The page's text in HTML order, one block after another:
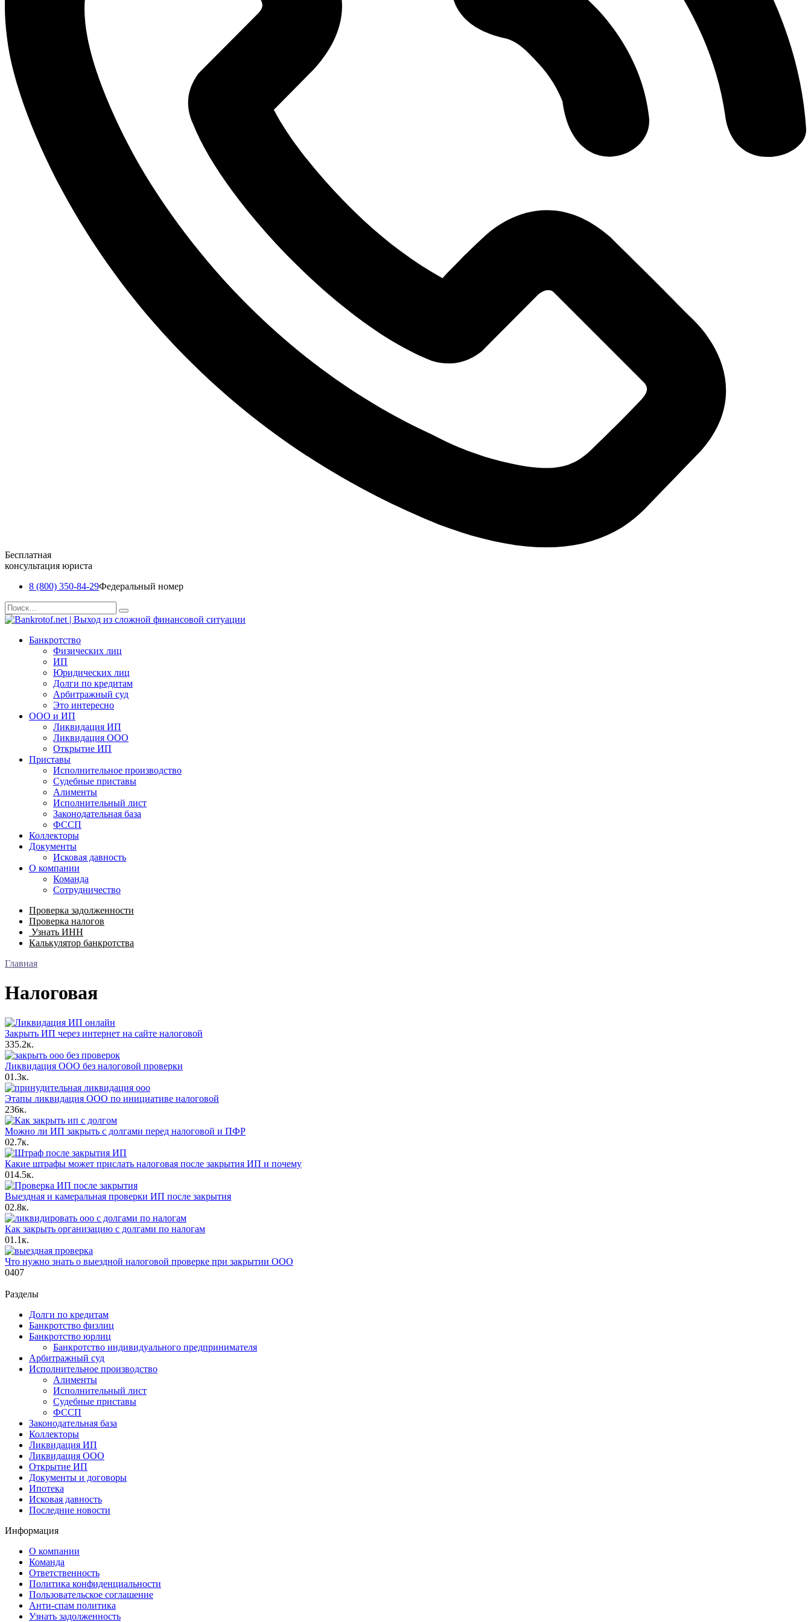
Бесплатная
консультация юриста
8 (800) 350-84-29Федеральный номер
Перейти
к
Search
for:
Банкротство
Физических лиц
ИП
Юридических лиц
Долги по кредитам
Арбитражный суд
Это интересно
ООО и ИП
Ликвидация ИП
Ликвидация ООО
Открытие ИП
Приставы
Исполнительное производство
Судебные приставы
Алименты
Исполнительный лист
Законодательная база
ФССП
Коллекторы
Документы
Исковая давность
О компании
Команда
Сотрудничество
Проверка задолженности
Проверка налогов
Узнать ИНН
Калькулятор банкротства
Главная
Налоговая
Закрыть ИП через интернет на сайте налоговой
335.2к.
Ликвидация ООО без налоговой проверки
01.3к.
Этапы ликвидация ООО по инициативе налоговой
236к.
Можно ли ИП закрыть с долгами перед налоговой и ПФР
02.7к.
Какие штрафы может прислать налоговая после закрытия ИП и почему
014.5к.
Выездная и камеральная проверки ИП после закрытия
02.8к.
Как закрыть организацию с долгами по налогам
01.1к.
Что нужно знать о выездной налоговой проверке при закрытии ООО
0407
Разделы
Долги по кредитам
Банкротство физлиц
Банкротство юрлиц
Банкротство индивидуального предпринимателя
Арбитражный суд
Исполнительное производство
Алименты
Исполнительный лист
Судебные приставы
ФССП
Законодательная база
Коллекторы
Ликвидация ИП
Ликвидация ООО
Открытие ИП
Документы и договоры
Ипотека
Исковая давность
Последние новости
Информация
О компании
Команда
Ответственность
Политика конфиденциальности
Пользовательское соглашение
Анти-спам политика
Узнать задолженность